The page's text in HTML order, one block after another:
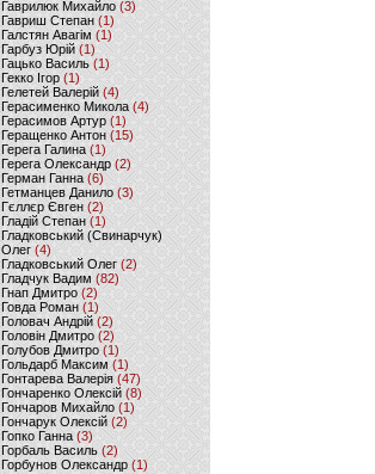
Гаврилюк Михайло (3)
Гавриш Степан (1)
Галстян Авагім (1)
Гарбуз Юрій (1)
Гацько Василь (1)
Гекко Ігор(1)
Гелетей Валерій (4)
Герасименко Микола (4)
Герасимов Артур (1)
Геращенко Антон(15)
Герега Галина (1)
Герега Олександр (2)
Герман Ганна (6)
Гетманцев Данило (3)
Гєллєр Євген (2)
Гладій Степан(1)
Гладковський (Свинарчук)
Олег (4)
Гладковський Олег (2)
Гладчук Вадим (82)
Гнап Дмитро (2)
Говда Роман(1)
Головач Андрій (2)
Головін Дмитро (2)
Голубов Дмитро (1)
Гольдарб Максим(1)
Гонтарева Валерія (47)
Гончаренко Олексій(8)
Гончаров Михайло (1)
Гончарук Олексій (2)
Гопко Ганна (3)
Горбаль Василь (2)
Горбунов Олександр (1)